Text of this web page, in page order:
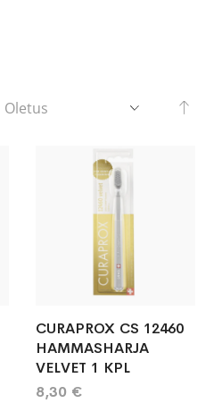
CURAPROX CS 12460
HAMMASHARJA
VELVET 1 KPL
8,30 €